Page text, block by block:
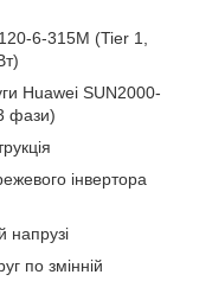
6-315M (Tier 1,
Huawei SUN2000-
фази)
інвертора
напрузі
по змінній